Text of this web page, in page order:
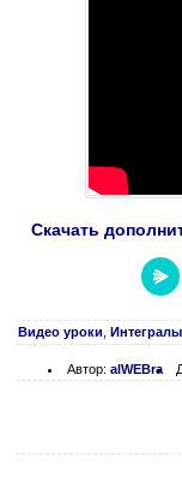
Скачать
Видео уроки Интегралы
Автор: alWEBra